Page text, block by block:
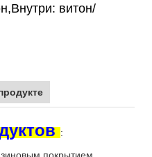
витон/
: